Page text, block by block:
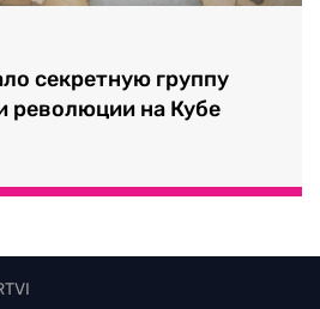
секретную группу
революции на Кубе